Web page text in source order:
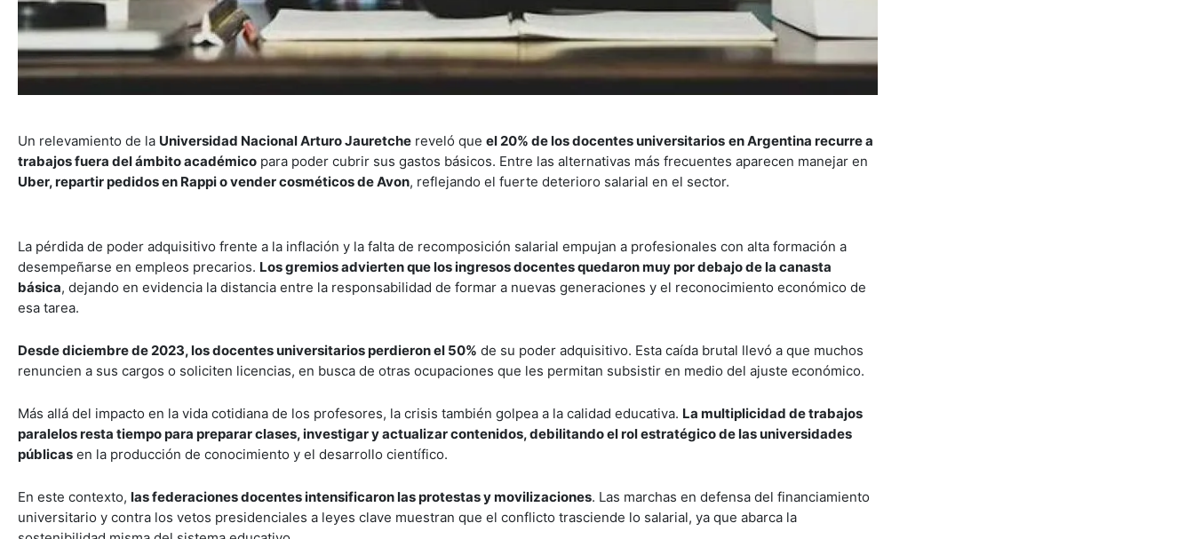
Un relevamiento de la Universidad Nacional Arturo Jauretche reveló que el 20% de los docentes universitarios en Argentina recurre a
trabajos fuera del ámbito académico para poder cubrir sus gastos básicos. Entre las alternativas más frecuentes aparecen manejar en
Uber, repartir pedidos en Rappi o vender cosméticos de Avon, reflejando el fuerte deterioro salarial en el sector.
La pérdida de poder adquisitivo frente a la inflación y la falta de recomposición salarial empujan a profesionales con alta formación a
desempeñarse en empleos precarios. Los gremios advierten que los ingresos docentes quedaron muy por debajo de la canasta
básica, dejando en evidencia la distancia entre la responsabilidad de formar a nuevas generaciones y el reconocimiento económico de
esa tarea.
Desde diciembre de 2023, los docentes universitarios perdieron el 50% de su poder adquisitivo. Esta caída brutal llevó a que muchos
renuncien a sus cargos o soliciten licencias, en busca de otras ocupaciones que les permitan subsistir en medio del ajuste económico.
Más allá del impacto en la vida cotidiana de los profesores, la crisis también golpea a la calidad educativa. La multiplicidad de trabajos
paralelos resta tiempo para preparar clases, investigar y actualizar contenidos, debilitando el rol estratégico de las universidades
públicas en la producción de conocimiento y el desarrollo científico.
En este contexto, las federaciones docentes intensificaron las protestas y movilizaciones. Las marchas en defensa del financiamiento
universitario y contra los vetos presidenciales a leyes clave muestran que el conflicto trasciende lo salarial, ya que abarca la